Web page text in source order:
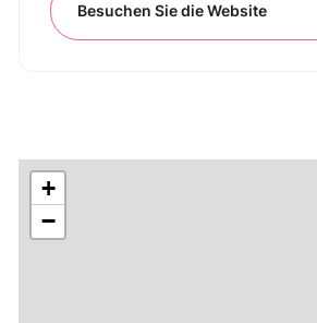
Besuchen Sie die Website
+
−